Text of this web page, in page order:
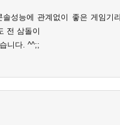
성능에 관계없이 좋은 게임기
전 삼돌이
니다. ^^;;